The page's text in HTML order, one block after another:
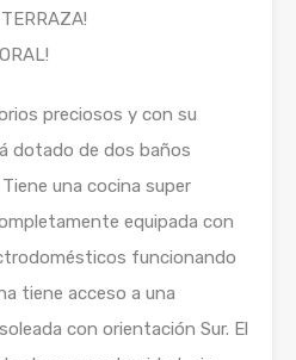
preciosos y con su
dotado de dos baños
una cocina super
equipada con
funcionando
tiene acceso a una
con orientación Sur. El